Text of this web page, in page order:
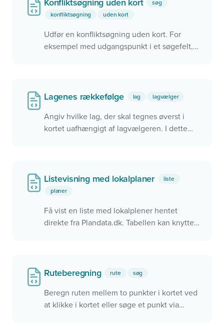
Konfliktsøgning uden kort
søg
konfliktsøgning
uden kort
Udfør en konfliktsøgning uden kort. For
eksempel med udgangspunkt i et søgefelt,
Lagenes rækkefølge lag lagvælger
Angiv hvilke lag, der skal tegnes øverst i
kortet uafhængigt af lagvælgeren. I dette
Listevisning med lokalplaner
liste
planer
Få vist en liste med lokalplener hentet
direkte fra Plandata.dk. Tabellen kan knyttes
række i tabellen og zoome hen til objektet i
Ruteberegning rute søg
Beregn ruten mellem to punkter i kortet ved
at klikke i kortet eller søge et punkt via